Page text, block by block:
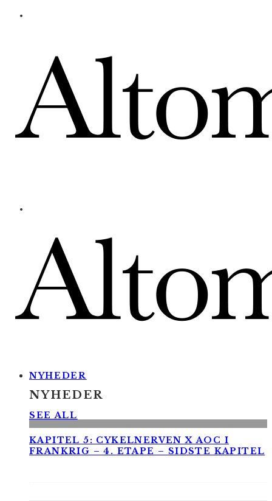
NYHEDER
NYHEDER
SEE ALL
KAPITEL 5: CYKELNERVEN X AOC I
FRANKRIG – 4. ETAPE – SIDSTE KAPITEL